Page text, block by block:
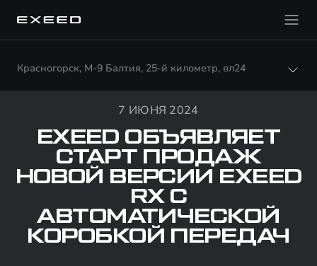
Красногорск, М-9 Балтия, 25-й километр, вл24
7 ИЮНЯ 2024
EXEED ОБЪЯВЛЯЕТ
СТАРТ ПРОДАЖ
НОВОЙ ВЕРСИИ EXEED
RX С
АВТОМАТИЧЕСКОЙ
КОРОБКОЙ ПЕРЕДАЧ